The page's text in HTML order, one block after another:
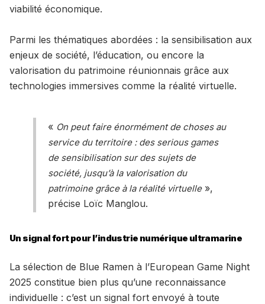
viabilité économique.
Parmi les thématiques abordées : la sensibilisation aux
enjeux de société, l’éducation, ou encore la
valorisation du patrimoine réunionnais grâce aux
technologies immersives comme la réalité virtuelle.
« On peut faire énormément de choses au
service du territoire : des serious games
de sensibilisation sur des sujets de
société, jusqu’à la valorisation du
patrimoine grâce à la réalité virtuelle»,
précise Loïc Manglou.
Un signal fort pour l’industrie numérique ultramarine
La sélection de Blue Ramen à l’European Game Night
2025 constitue bien plus qu’une reconnaissance
individuelle : c’est un signal fort envoyé à toute